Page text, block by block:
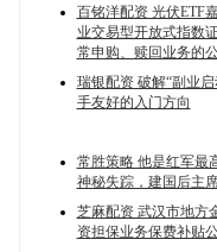
百铭洋配资 光伏ETF
业交易型开放式指数
常申购、赎回业务的
瑞银配资 破解“副业
手友好的入门方向
常胜策略 他是红军最
神秘失踪，建国后主
芝麻配资 武汉市地方
资担保业务保费补贴